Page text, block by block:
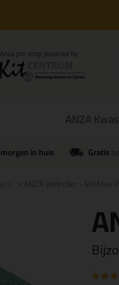
ANZA
morgen in huis Gratis
ANZA Verfroller - MicMex